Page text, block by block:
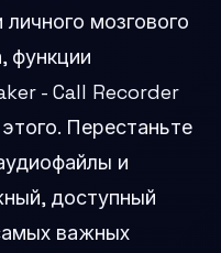
мозгового
функции
- Call Recorder
Перестаньте
и
доступный
важных